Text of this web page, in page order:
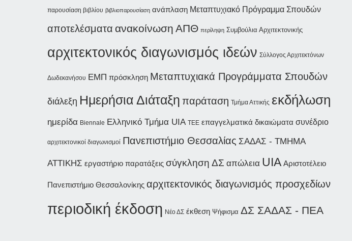
παρουσίαση βιβλίου βιβλιοπαρουσίαση ανάπλαση Μεταπτυχιακό Πρόγραμμα Σπουδών
αποτελέσματα ανακοίνωση ΑΠΘ περίληψη Συμβούλια Αρχιτεκτονικής
αρχιτεκτονικός διαγωνισμός ιδεών Σύλλογος Αρχιτεκτόνων
Δωδεκανήσου ΕΜΠ πρόσκληση Μεταπτυχιακά Προγράμματα Σπουδών
διάλεξη Ημερήσια Διάταξη παράταση Τμήμα Αττικής εκδήλωση
ημερίδα Biennale Ελληνικό Τμήμα UIA ΤΕΕ επαγγελματικά δικαιώματα συνέδριο
αρχιτεκτονικοί διαγωνισμοί Πανεπιστήμιο Θεσσαλίας ΣΑΔΑΣ - ΤΜΗΜΑ
ΑΤΤΙΚΗΣ εργαστήριο παρατάξεις σύγκληση ΔΣ απώλεια UIA Αριστοτέλειο
Πανεπιστήμιο Θεσσαλονίκης αρχιτεκτονικός διαγωνισμός προσχεδίων
περιοδική έκδοση Νέο ΔΣ έκθεση Ψήφισμα ΔΣ ΣΑΔΑΣ - ΠΕΑ